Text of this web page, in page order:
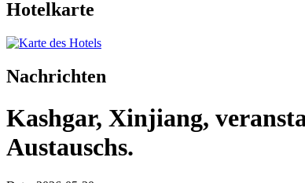
Hotelkarte
Nachrichten
Kashgar, Xinjiang,
Austauschs.